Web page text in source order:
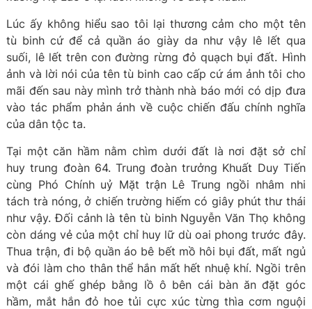
Lúc ấy không hiểu sao tôi lại thương cảm cho một tên
tù binh cứ để cả quần áo giày da như vậy lê lết qua
suối, lê lết trên con đường rừng đỏ quạch bụi đất. Hình
ảnh và lời nói của tên tù binh cao cấp cứ ám ảnh tôi cho
mãi đến sau này mình trở thành nhà báo mới có dịp đưa
vào tác phẩm phản ánh về cuộc chiến đấu chính nghĩa
của dân tộc ta.
Tại một căn hầm nằm chìm dưới đất là nơi đặt sở chỉ
huy trung đoàn 64. Trung đoàn trưởng Khuất Duy Tiến
cùng Phó Chính uỷ Mặt trận Lê Trung ngồi nhâm nhi
tách trà nóng, ở chiến trường hiếm có giây phút thư thái
như vậy. Đối cảnh là tên tù binh Nguyễn Văn Thọ không
còn dáng vẻ của một chỉ huy lữ dù oai phong trước đây.
Thua trận, đi bộ quần áo bê bết mồ hôi bụi đất, mất ngủ
và đói làm cho thân thể hắn mất hết nhuệ khí. Ngồi trên
một cái ghế ghép bằng lồ ô bên cái bàn ăn đặt góc
hầm, mắt hắn đỏ hoe tủi cực xúc từng thìa cơm nguội